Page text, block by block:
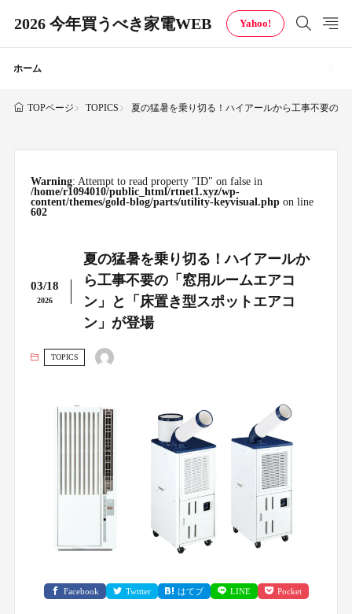
2026 今年買うべき家電WEB Yahoo!
ホーム
TOPページ TOPICS 夏の猛暑を乗り切る！ハイアールから工事不要の
Warning: Attempt to read property "ID" on false in
/home/r1094010/public_html/rtnet1.xyz/wp-
content/themes/gold-blog/parts/utility-keyvisual.phpon line
602
03/18
2026
夏の猛暑を乗り切る！ハイアールか
ら工事不要の「窓用ルームエアコ
ン」と「床置き型スポットエアコ
ン」が登場
TOPICS
Facebook Twitter はてブ LINE Pocket